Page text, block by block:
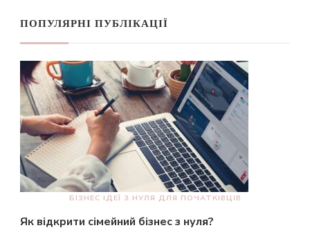
ПОПУЛЯРНІ ПУБЛІКАЦІЇ
БІЗНЕС ІДЕЇ З НУЛЯ ДЛЯ ПОЧАТКІВЦІВ
Як відкрити сімейний бізнес з нуля?